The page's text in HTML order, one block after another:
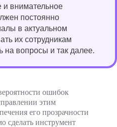
и внимательное
постоянно
в актуальном
их сотрудникам
на вопросы и так далее.
ошибок
этим
его прозрачности
сделать инструмент